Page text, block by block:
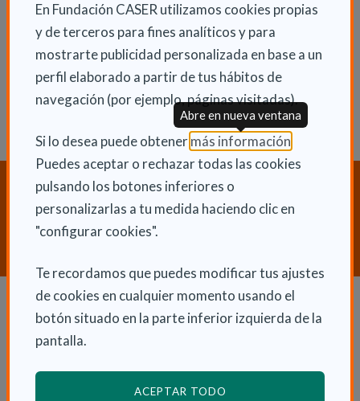
En Fundación CASER utilizamos cookies propias
y de terceros para fines analíticos y para
mostrarte publicidad personalizada en base a un
perfil elaborado a partir de tus hábitos de
navegación (por ejemplo, páginas visitadas).
Si lo desea puede obtener más información
Puedes aceptar o rechazar todas las cookies
pulsando los botones inferiores o
personalizarlas a tu medida haciendo clic en
"configurar cookies".
Te recordamos que puedes modificar tus ajustes
de cookies en cualquier momento usando el
botón situado en la parte inferior izquierda de la
pantalla.
ACEPTAR TODO
Abre en nueva ventana
Fundación
¿Necesitas orientación sobre
Dependencia y Discapacidad?
CONTACTA CON NOSOTROS
Dependencia y autonomía
Dependencia en las CCAA